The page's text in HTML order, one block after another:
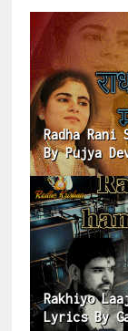
Radha Rani
By Pujya
Rakhiyo
Lyrics By